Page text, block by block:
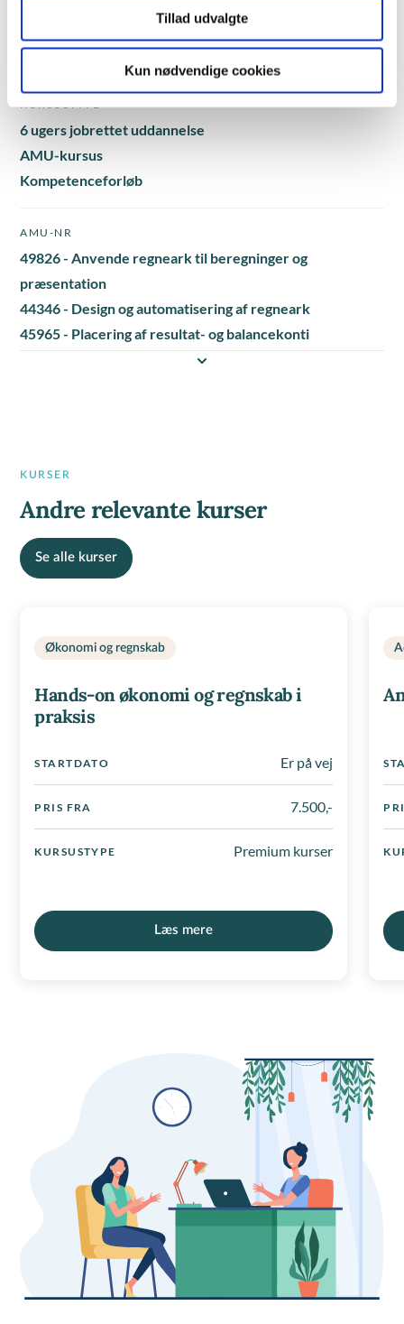
Tillad udvalgte
Kun nødvendige cookies
30 dage
KURSUSTYPE
6 ugers jobrettet uddannelse
AMU-kursus
Kompetenceforløb
AMU-NR
49826 - Anvende regneark til beregninger og
præsentation
44346 - Design og automatisering af regneark
45965 - Placering af resultat- og balancekonti
KURSER
Andre relevante kurser
Se alle kurser
Økonomi og regnskab
Hands-on økonomi og regnskab i
praksis
STARTDATO Er på vej
PRIS FRA 7.500,-
KURSUSTYPE Premium kurser
Læs mere